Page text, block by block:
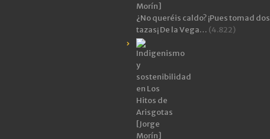
¿No queréis caldo? ¡Pues tomad dos
tazas¡ De la Vega… (4.822)